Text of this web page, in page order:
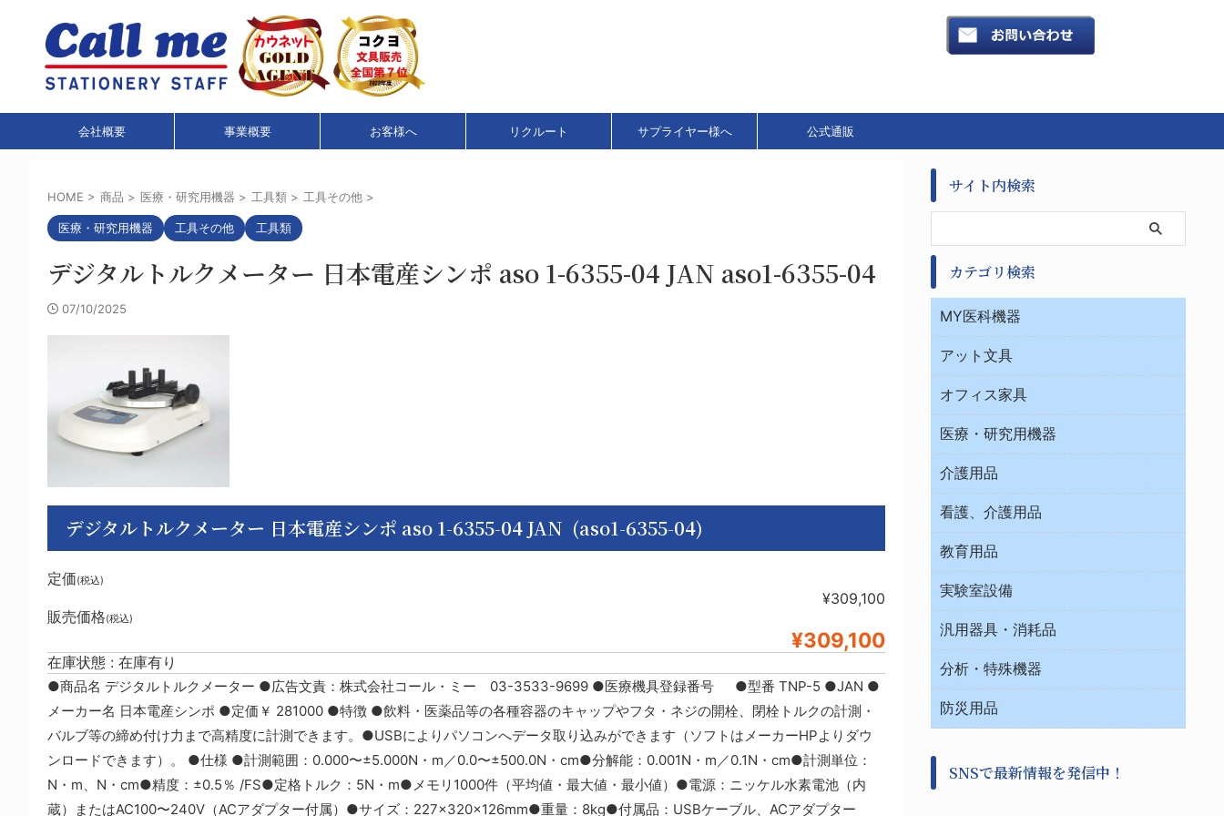
会社概要 事業概要 お客様へ リクルート サプライヤー様へ 公式通販
HOME > 商品 > 医療・研究用機器 > 工具類 > 工具その他 >
医療・研究用機器 工具その他 工具類
デジタルトルクメーター 日本電産シンポ aso 1-6355-04 JAN aso1-6355-04
07/10/2025
デジタルトルクメーター 日本電産シンポ aso 1-6355-04 JAN (aso1-6355-04)
定価(税込)
¥309,100
販売価格(税込)
¥309,100
在庫状態 : 在庫有り
●商品名 デジタルトルクメーター ●広告文責：株式会社コール・ミー 03-3533-9699 ●医療機具登録番号 ●型番 TNP-5 ●JAN ●
メーカー名 日本電産シンポ ●定価￥ 281000 ●特徴 ●飲料・医薬品等の各種容器のキャップやフタ・ネジの開栓、閉栓トルクの計測・
バルブ等の締め付け力まで高精度に計測できます。●USBによりパソコンへデータ取り込みができます（ソフトはメーカーHPよりダウ
ンロードできます）。 ●仕様 ●計測範囲：0.000〜±5.000N・m／0.0〜±500.0N・cm●分解能：0.001N・m／0.1N・cm●計測単位：
N・m、N・cm●精度：±0.5％ /FS●定格トルク：5N・m●メモリ1000件（平均値・最大値・最小値）●電源：ニッケル水素電池（内
蔵）またはAC100〜240V（ACアダプター付属）●サイズ：227×320×126mm●重量：8kg●付属品：USBケーブル、ACアダプター
サイト内検索
カテゴリ検索
MY医科機器
診察・診断
与薬・調剤薬局
アット文具
ＯＡ・パソコン用品
オフィス家具
オフィス作業用品
医療・研究用機器
ウエアー
チューブコネクタ素材
テープ・ラベル・紙製
デシケーター類
ベット周辺
ベンチ無菌ドラフト
院内感染防止、空気清浄器類
運搬
温度・湿度管理機器
加圧・減圧・油ポンプ
撹拌機 ２
介護用品
介護・リハビリ
看護、介護用品
院内感染防止、空気清浄器類
救急
健康機器・用品
事務・受付
処置・手術
中材・滅菌・洗浄
教育用品
ノート・紙製品
実験室設備
コンテナー保温容器
工具類
事務用品・ＯＡデスク
清掃用品
汎用器具・消耗品
テープ・ラベル・紙製
金属・樹脂実験必需２
樹脂容器各種
分析・特殊機器
検査用品
分離・分析ロシ
防災用品
初期活動・対策本部
SNSで最新情報を発信中！